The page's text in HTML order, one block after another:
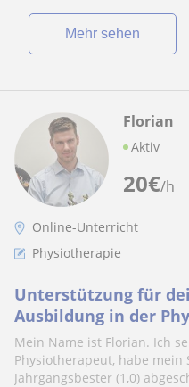
Mehr sehen
20€/h
Florian
Aktiv
Online-Unterricht
Physiotherapie
Unterstützung für
Ausbildung in der
Mein Name ist Florian. Ich
Physiotherapeut, habe mein
Jahrgangsbester (1,0)